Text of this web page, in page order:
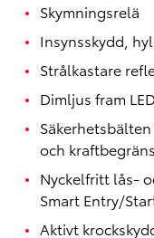
Skymningsrelä
Insynsskydd,
Strålkastare
Dimljus fram LED
och
Nyckelfritt lås-
Smart Entry/
Aktivt